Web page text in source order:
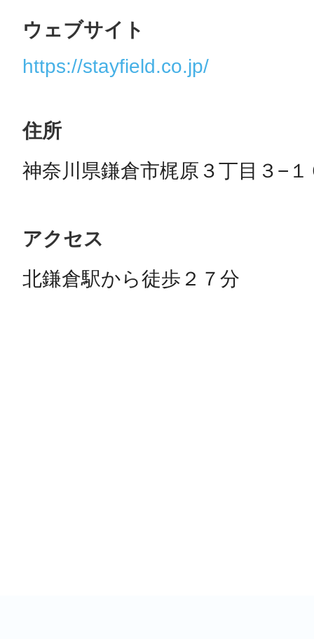
ウェブサイト
https://stayfield.co.jp/
住所
神奈川県鎌倉市梶原３丁目３−１
アクセス
北鎌倉駅から徒歩２７分